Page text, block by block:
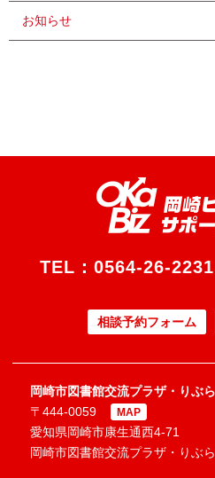
お知らせ
TEL： 0564-26-2231
相談予約フォーム
岡崎市図書館交流プラザ・りぶ
〒444-0059
MAP
愛知県岡崎市康生通西4-71
岡崎市図書館交流プラザ・りぶ